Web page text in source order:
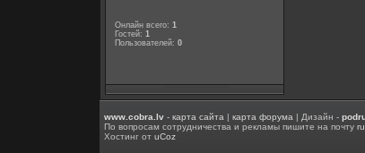
Онлайн всего: 1
Гостей: 1
Пользователей: 0
www.cobra.lv - карта сайта | карта форума | Дизайн -
По вопросам сотрудничества и рекламы пишите на почту
Хостинг от uCoz